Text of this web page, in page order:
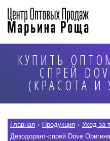
КУПИТЬ
СПРЕЙ
(КРАСОТА И
Главная › Продукция › Уход за
Дезодорант-спрей Dove